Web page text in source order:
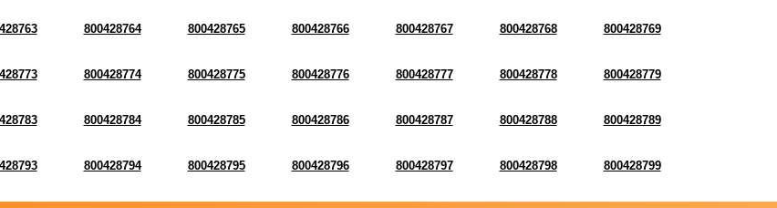
800428764 800428765 800428766 800428767 800428768 800428769
800428774 800428775 800428776 800428777 800428778 800428779
800428784 800428785 800428786 800428787 800428788 800428789
800428794 800428795 800428796 800428797 800428798 800428799